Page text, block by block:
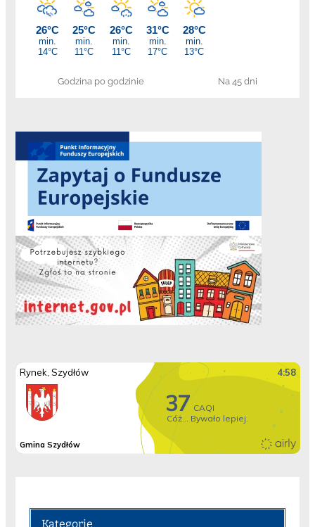
Godzina po godzinie Na 45 dni
Kategorie